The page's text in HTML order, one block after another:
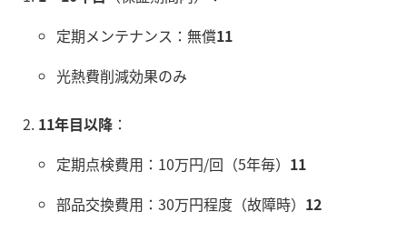
定期メンテナンス：無償11
光熱費削減効果のみ
11年目以降 ：
定期点検費用：10万円/回（5年毎） 11
部品交換費用：30万円程度（故障時） 12